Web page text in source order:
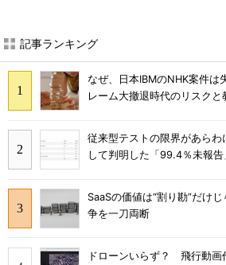
記事ランキング
なぜ、日本IBMのNHK案件
レーム大撤退時代のリスクと
従来型テストの限界があら
して判明した「99.4％未報
SaaSの価値は“割り勘”だけ
争を一刀両断
ドローンいらず？ 飛行動画